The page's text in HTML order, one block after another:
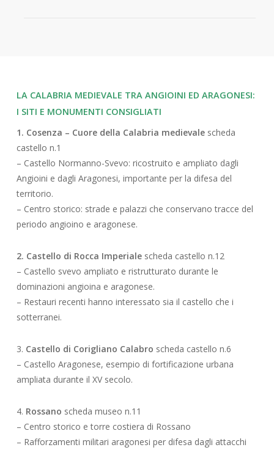
difesa e di controllo politico. Con l’arrivo degli
Aragonesi, la regione divenne un bastione del
Mediterraneo contro le minacce ottomane: le
architetture si adattarono, le mura si
ispessirono, le torri si arrotondarono per
resistere al fuoco delle artiglierie.
Seguendo questo itinerario, il viaggiatore
attraversa città, castelli e borghi arroccati che
raccontano la lotta per il dominio sul Regno e
XV secolo. Dalle rocche dell’entroterra ai
bastioni sul mare, ogni pietra custodisce la
memoria di un tempo in cui la Calabria era al
centro delle grandi strategie mediterranee.
LA CALABRIA MEDIEVALE TRA ANGIOINI ED ARAGONESI:
I SITI E MONUMENTI CONSIGLIATI
1. Cosenza – Cuore della Calabria medievalescheda
castello n.1
– Castello Normanno-Svevo: ricostruito e ampliato dagli
Angioini e dagli Aragonesi, importante per la difesa del
territorio.
– Centro storico: strade e palazzi che conservano tracce del
periodo angioino e aragonese.
2. Castello di Rocca Imperialescheda castello n.12
– Castello svevo ampliato e ristrutturato durante le
dominazioni angioina e aragonese.
– Restauri recenti hanno interessato sia il castello che i
sotterranei.
3. Castello di Corigliano Calabro scheda castello n.6
– Castello Aragonese, esempio di fortificazione urbana
ampliata durante il XV secolo.
4. Rossano scheda museo n.11
– Centro storico e torre costiera di Rossano
– Rafforzamenti militari aragonesi per difesa dagli attacchi